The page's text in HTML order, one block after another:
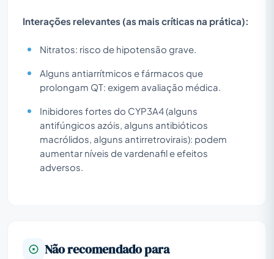
Interações relevantes (as mais críticas na prática):
Nitratos: risco de hipotensão grave.
Alguns antiarrítmicos e fármacos que
prolongam QT: exigem avaliação médica.
Inibidores fortes do CYP3A4 (alguns
antifúngicos azóis, alguns antibióticos
macrólidos, alguns antirretrovirais): podem
aumentar níveis de vardenafil e efeitos
adversos.
Não recomendado para